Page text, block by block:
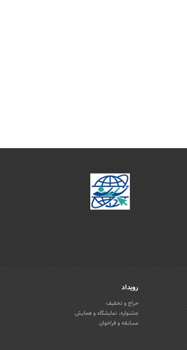
رویداد
حراج و تخفیف
جشنواره، نمایشگاه و همایش
مسابقه و فراخوان